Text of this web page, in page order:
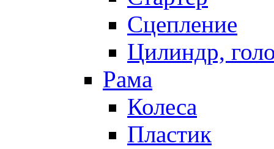
Сцепление
Цилиндр,
Рама
Колеса
Пластик